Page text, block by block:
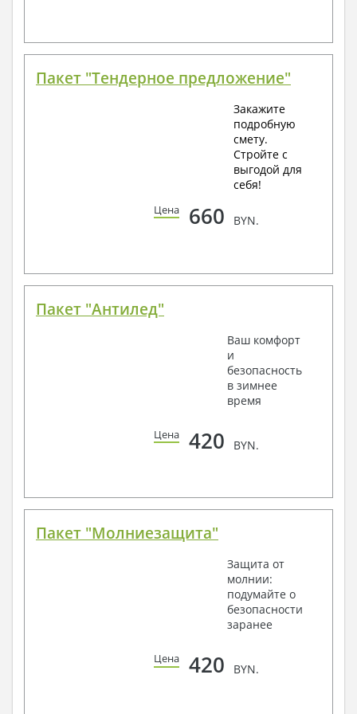
Пакет "Тендерное предложение"
Закажите
подробную
смету.
Стройте с
выгодой для
себя!
Цена 660 BYN.
Пакет "Антилед"
Ваш комфорт
и
безопасность
в зимнее
время
Цена 420 BYN.
Пакет "Молниезащита"
Защита от
молнии:
подумайте о
безопасности
заранее
Цена 420 BYN.